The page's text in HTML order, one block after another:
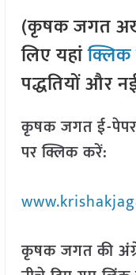
(कृषक जगत
लिए यहां
पद्धतियों और
कृषक जगत ई-
पर क्लिक करें:
कृषक जगत की